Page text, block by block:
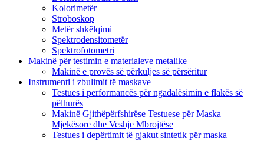
Kolorimetër
Stroboskop
Metër shkëlqimi
Spektrodensitometër
Spektrofotometri
Makinë për testimin e materialeve metalike
Makinë e provës së përkuljes së përsëritur
Instrumenti i zbulimit të maskave
Testues i performancës për ngadalësimin e flakës së
pëlhurës
Makinë Gjithëpërfshirëse Testuese për Maska
Mjekësore dhe Veshje Mbrojtëse
Testues i depërtimit të gjakut sintetik për maska ​​